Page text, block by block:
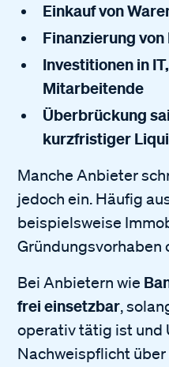
Einkauf von
Finanzierung
Investitionen in
Mitarbeitende
Überbrückung
kurzfristiger
Manche Anbieter
jedoch ein. Häufig
beispielsweise
Gründungsvorhaben
Bei Anbietern wie
frei einsetzbar,
operativ tätig ist und
Nachweispflicht